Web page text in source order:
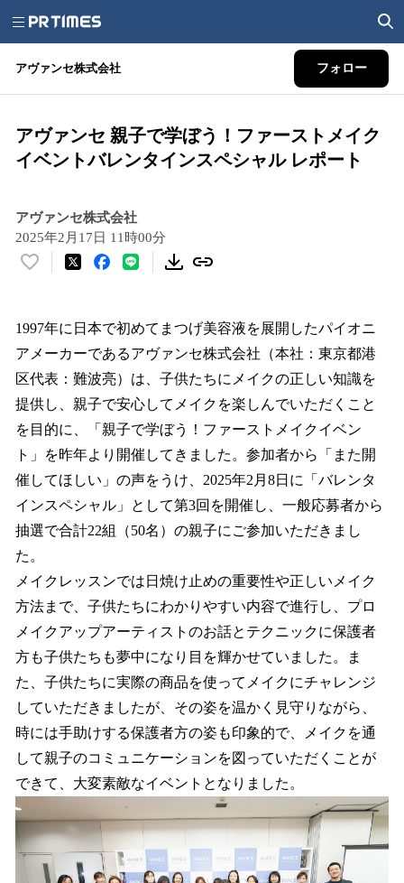
アヴァンセ株式会社 フォロー
アヴァンセ 親子で学ぼう！ファーストメイク
イベントバレンタインスペシャル レポート
アヴァンセ株式会社
2025年2月17日 11時00分
い
！
数
読
み
込
み
中
で
す
1997年に日本で初めてまつげ美容液を展開したパイオニ
アメーカーであるアヴァンセ株式会社（本社：東京都港
区代表：難波亮）は、子供たちにメイクの正しい知識を
提供し、親子で安心してメイクを楽しんでいただくこと
を目的に、「親子で学ぼう！ファーストメイクイベン
ト」を昨年より開催してきました。参加者から「また開
催してほしい」の声をうけ、2025年2月8日に「バレンタ
インスペシャル」として第3回を開催し、一般応募者から
抽選で合計22組（50名）の親子にご参加いただきまし
た。
メイクレッスンでは日焼け止めの重要性や正しいメイク
方法まで、子供たちにわかりやすい内容で進行し、プロ
メイクアップアーティストのお話とテクニックに保護者
方も子供たちも夢中になり目を輝かせていました。ま
た、子供たちに実際の商品を使ってメイクにチャレンジ
していただきましたが、その姿を温かく見守りながら、
時には手助けする保護者方の姿も印象的で、メイクを通
して親子のコミュニケーションを図っていただくことが
できて、大変素敵なイベントとなりました。